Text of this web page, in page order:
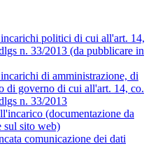
politici di cui all'art. 14,
n. 33/2013 (da pubblicare in
di amministrazione, di
di governo di cui all'art. 14, co.
n. 33/2013
(documentazione da
sul sito web)
comunicazione dei dati